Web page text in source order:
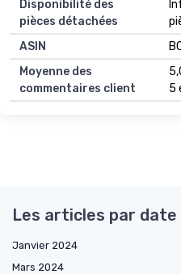
Disponibilité des
pièces détachées
ASIN
Moyenne des
commentaires client
5
Les articles par date
Janvier 2024
Mars 2024